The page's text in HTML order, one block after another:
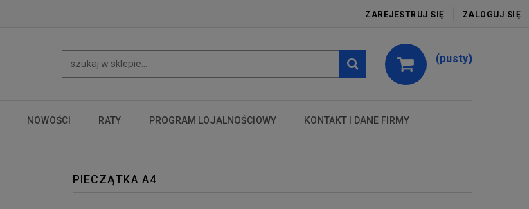
ZAREJESTRUJ SIĘ ZALOGUJ SIĘ
(pusty)
NOWOŚCI RATY PROGRAM LOJALNOŚCIOWY KONTAKT I DANE FIRMY
PIECZĄTKA A4